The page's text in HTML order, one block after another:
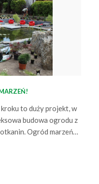
to duży projekt, w
budowa ogrodu z
Ogród marzeń
roślin, wykładanie